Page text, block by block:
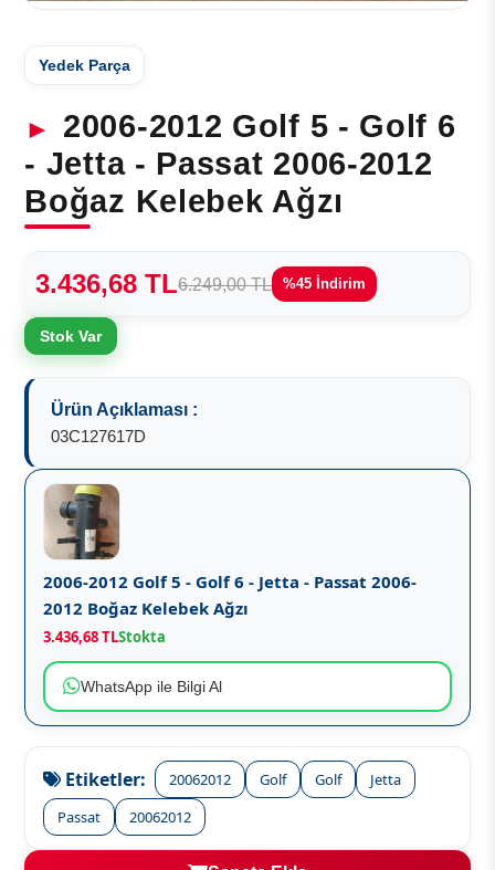
Yedek Parça
2006-2012 Golf 5 - Golf 6
- Jetta - Passat 2006-2012
Boğaz Kelebek Ağzı
3.436,68 TL6.249,00 TL %45 İndirim
Stok Var
Ürün Açıklaması :
03C127617D
2006-2012 Golf 5 - Golf 6 - Jetta - Passat 2006-
2012 Boğaz Kelebek Ağzı
3.436,68 TLStokta
WhatsApp ile Bilgi Al
Etiketler: 20062012 Golf Golf
Jetta
Passat
20062012